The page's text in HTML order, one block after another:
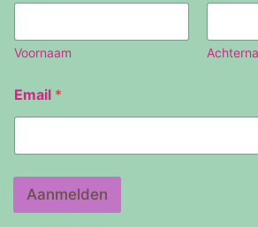
Voornaam
m
a
l
a
m
Email *
Aanmelden